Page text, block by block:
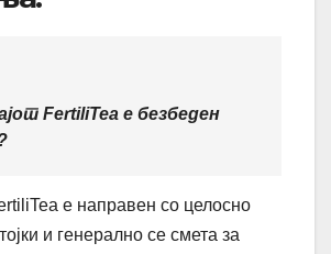
FertiliTea е безбеден
е направен со целосно
и генерално се смета за